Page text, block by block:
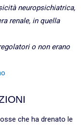
neuropsichiatrica,
renale, in quella
o non erano
che ha drenato le